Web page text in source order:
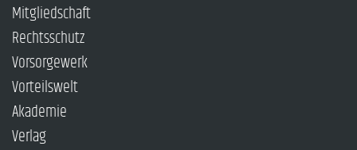
Mitgliedschaft
Rechtsschutz
Vorsorgewerk
Vorteilswelt
Akademie
Verlag